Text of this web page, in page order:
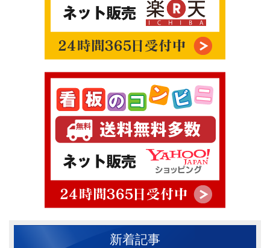
新着記事